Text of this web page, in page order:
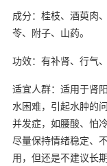
成分：桂枝、酒萸肉
苓、附子、山药。
功效：有补肾、行气
适宜人群：适用于肾
水困难，引起水肿的
并发症，如腰酸、怕
尽量保持情绪稳定、
用，但还是不建议长